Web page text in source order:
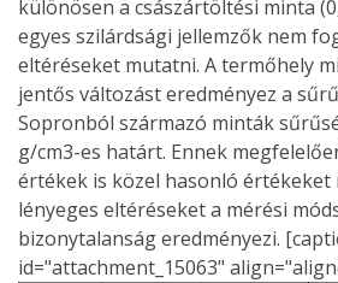
különösen a császártöltési minta
egyes szilárdsági jellemzők nem
eltéréseket mutatni. A termőhely
jentős változást eredményez a
Sopronból származó minták
g/cm3-es határt. Ennek
értékek is közel hasonló értékeket
lényeges eltéréseket a mérési
bizonytalanság eredményezi.
id="attachment_15063"